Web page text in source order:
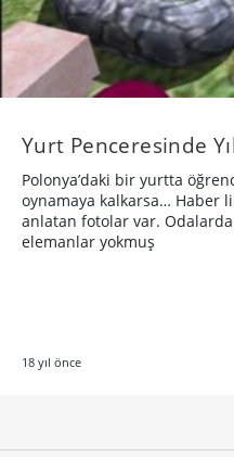
Yurt Penceresinde
Polonya’daki bir yurtta
oynamaya kalkarsa… Haber
anlatan fotolar var. Odalarda
elemanlar yokmuş
18 yıl önce